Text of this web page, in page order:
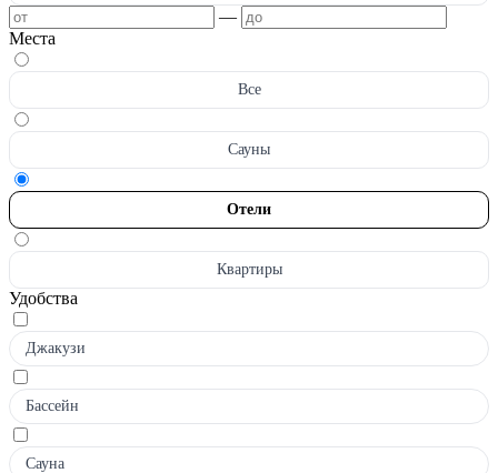
—
Места
Все
Сауны
Отели
Квартиры
Удобства
Джакузи
Бассейн
Сауна